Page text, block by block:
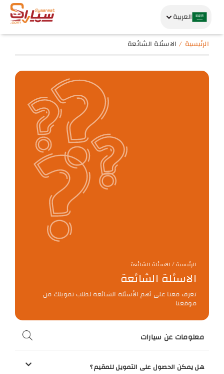
العربية
الرئيسية الاسئلة الشائعة
الرئيسية / الاسئلة الشائعة
الاسئلة الشائعة
تعرف معنا على أهم الأسئلة الشائعة لطلب تمويلك من
موقعنا
معلومات عن سيارات
هل يمكن الحصول على التمويل للمقيم ؟